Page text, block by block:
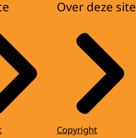
Over deze site
Copyright